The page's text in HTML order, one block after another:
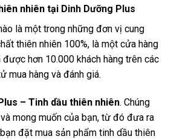
nhiên tại Dinh Dưỡng Plus
là một trong những đơn vị cung
thiên nhiên 100%, là một cửa hàng
hơn 10.000 khách hàng trên các
mua hàng và đánh giá.
– Tinh dầu thiên nhiên. Chúng
mong muốn của bạn, từ đó đưa ra
đặt mua sản phẩm tinh dầu thiên